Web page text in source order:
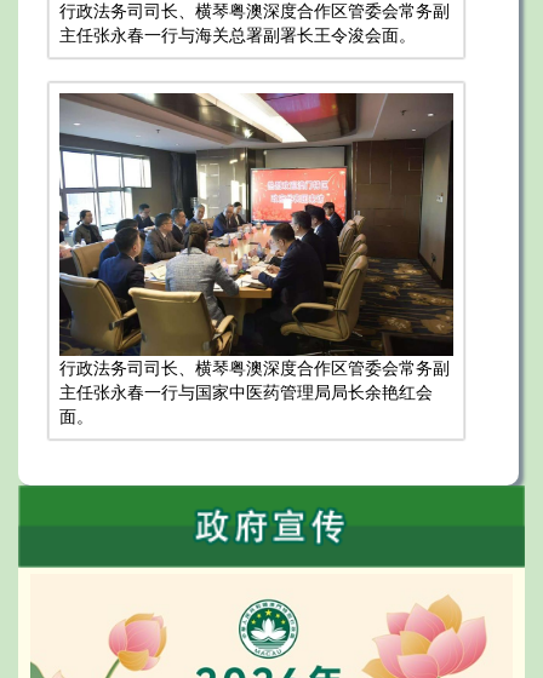
行政法务司司长、横琴粤澳深度合作区管委会常务副
主任张永春一行与海关总署副署长王令浚会面。
行政法务司司长、横琴粤澳深度合作区管委会常务副
主任张永春一行与国家中医药管理局局长余艳红会
面。